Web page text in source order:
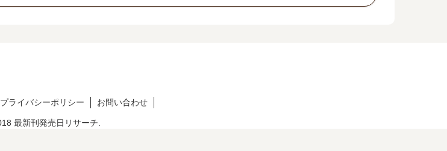
プライバシーポリシー お問い合わせ
最新刊発売日リサーチ.